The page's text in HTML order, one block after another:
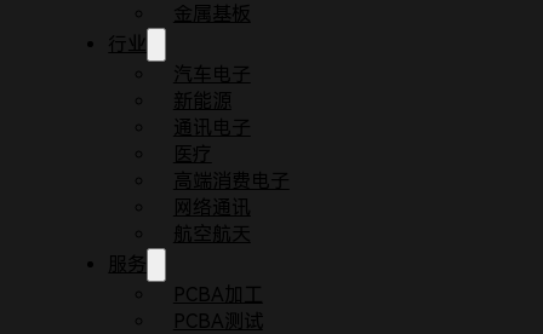
金属基板
行业
汽车电子
新能源
通讯电子
医疗
高端消费电子
网络通讯
航空航天
服务
PCBA加工
PCBA测试
博客
PCB制板是一项涉及电力学、化学和物理学等。